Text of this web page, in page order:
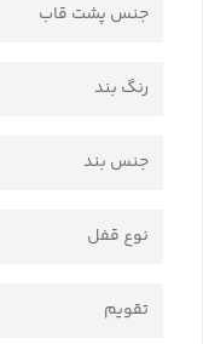
جنس پشت قاب
رنگ بند
جنس بند
نوع قفل
تقویم